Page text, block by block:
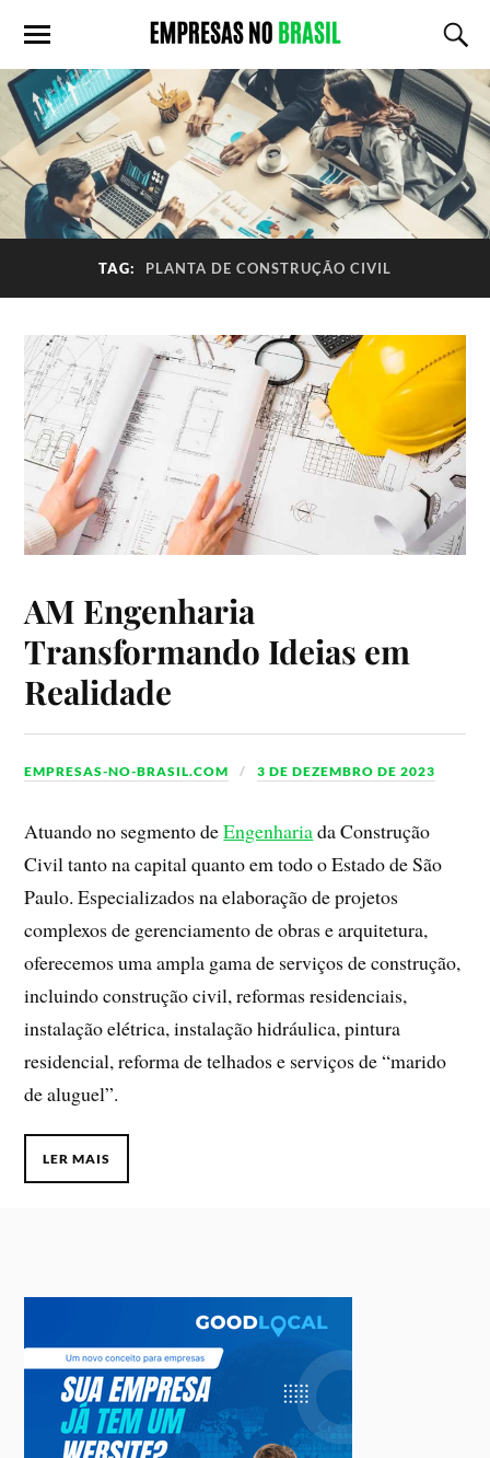
TAG: PLANTA DE CONSTRUÇÃO CIVIL
AM Engenharia
Transformando Ideias em
Realidade
EMPRESAS-NO-BRASIL.COM 3 DE DEZEMBRO DE 2023
Atuando no segmento deEngenhariada Construção
Civil tanto na capital quanto em todo o Estado de São
Paulo. Especializados na elaboração de projetos
complexos de gerenciamento de obras e arquitetura,
oferecemos uma ampla gama de serviços de construção,
incluindo construção civil, reformas residenciais,
instalação elétrica, instalação hidráulica, pintura
residencial, reforma de telhados e serviços de “marido
de aluguel”.
LER MAIS